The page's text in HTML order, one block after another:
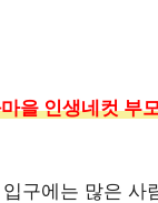
을 인생네컷 부
구에는 많은 사